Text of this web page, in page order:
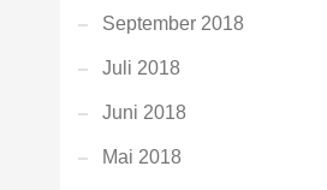
September 2018
Juli 2018
Juni 2018
Mai 2018